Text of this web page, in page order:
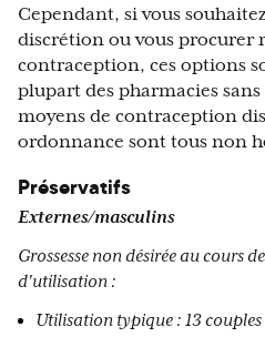
Cependant, si vous
discrétion ou vous procurer
contraception, ces options
plupart des pharmacies
moyens de contraception
ordonnance sont tous non
Préservatifs
Externes/masculins
Grossesse non désirée au cours
d'utilisation :
Utilisation typique : 13 couples